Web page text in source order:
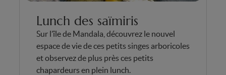
Lunch des saïmiris
Sur l’île de Mandala, découvrez le nouvel
espace de vie de ces petits singes arboricoles
et observez de plus près ces petits
chapardeurs en plein lunch.